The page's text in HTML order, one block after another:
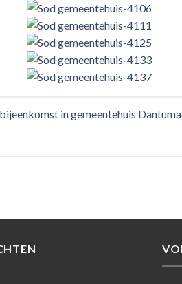
in gemeentehuis